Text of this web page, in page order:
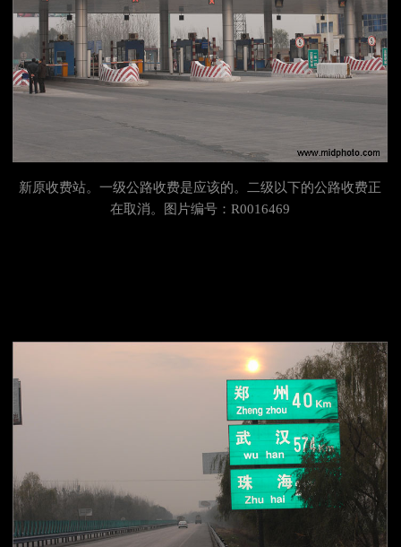
新原收费站。一级公路收费是应该的。二级以下的公路收费正
在取消。图片编号：R0016469